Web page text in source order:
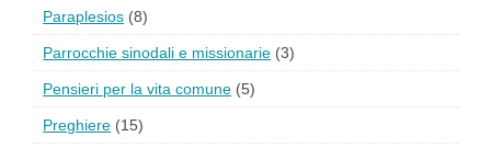
Paraplesios (8)
Parrocchie sinodali e missionarie (3)
Pensieri per la vita comune (5)
Preghiere (15)